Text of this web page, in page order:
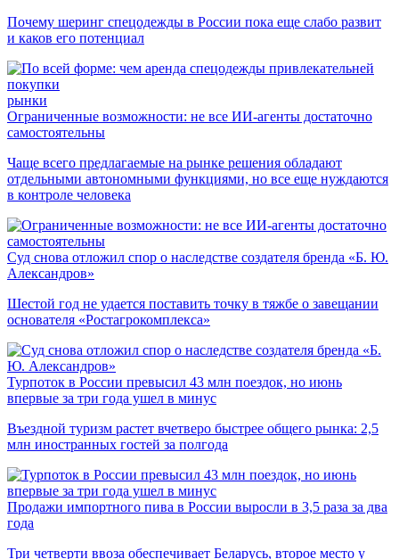
Почему шеринг спецодежды в России пока еще слабо развит
и каков его потенциал
рынки
Ограниченные возможности: не все ИИ-агенты достаточно
самостоятельны
Чаще всего предлагаемые на рынке решения обладают
отдельными автономными функциями, но все еще нуждаются
в контроле человека
Суд снова отложил спор о наследстве создателя бренда «Б. Ю.
Александров»
Шестой год не удается поставить точку в тяжбе о завещании
основателя «Ростагрокомплекса»
Турпоток в России превысил 43 млн поездок, но июнь
впервые за три года ушел в минус
Въездной туризм растет вчетверо быстрее общего рынка: 2,5
млн иностранных гостей за полгода
Продажи импортного пива в России выросли в 3,5 раза за два
года
Три четверти ввоза обеспечивает Беларусь, второе место у